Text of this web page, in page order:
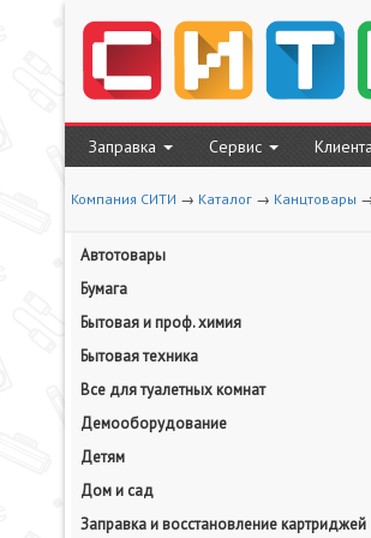
Заправка Сервис
Компания СИТИ → Каталог → Канцтовары
Автотовары
Бумага
Бытовая и проф. химия
Бытовая техника
Все для туалетных комнат
Демооборудование
Детям
Дом и сад
Заправка и восстановление картриджей